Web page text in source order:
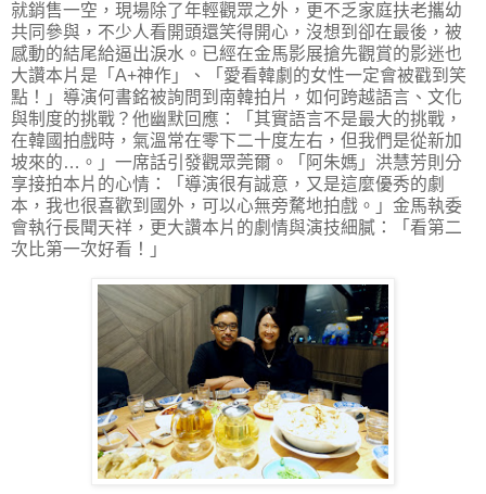
就銷售一空，現場除了年輕觀眾之外，更不乏家庭扶老攜幼
共同參與，不少人看開頭還笑得開心，沒想到卻在最後，被
感動的結尾給逼出淚水。已經在金馬影展搶先觀賞的影迷也
大讚本片是「A+神作」、「愛看韓劇的女性一定會被戳到笑
點！」導演何書銘被詢問到南韓拍片，如何跨越語言、文化
與制度的挑戰？他幽默回應：「其實語言不是最大的挑戰，
在韓國拍戲時，氣溫常在零下二十度左右，但我們是從新加
坡來的…。」一席話引發觀眾莞爾。「阿朱媽」洪慧芳則分
享接拍本片的心情：「導演很有誠意，又是這麼優秀的劇
本，我也很喜歡到國外，可以心無旁騖地拍戲。」金馬執委
會執行長聞天祥，更大讚本片的劇情與演技細膩：「看第二
次比第一次好看！」